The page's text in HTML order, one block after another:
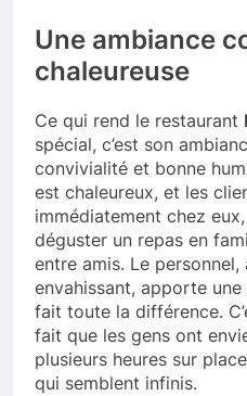
Une ambiance
chaleureuse
Ce qui rend le restaurant
spécial, c’est son
convivialité et bonne
est chaleureux, et les
immédiatement chez
déguster un repas en
entre amis. Le
envahissant, apporte
fait toute la différence.
fait que les gens ont
plusieurs heures sur
qui semblent infinis.